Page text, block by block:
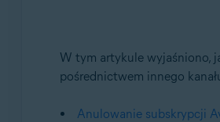
Produkty:
Wszystkie płatne produkty
Systemy operacyjne:
W tym artykule wyjaśniono,
pośrednictwem innego
Anulowanie subskrypcji